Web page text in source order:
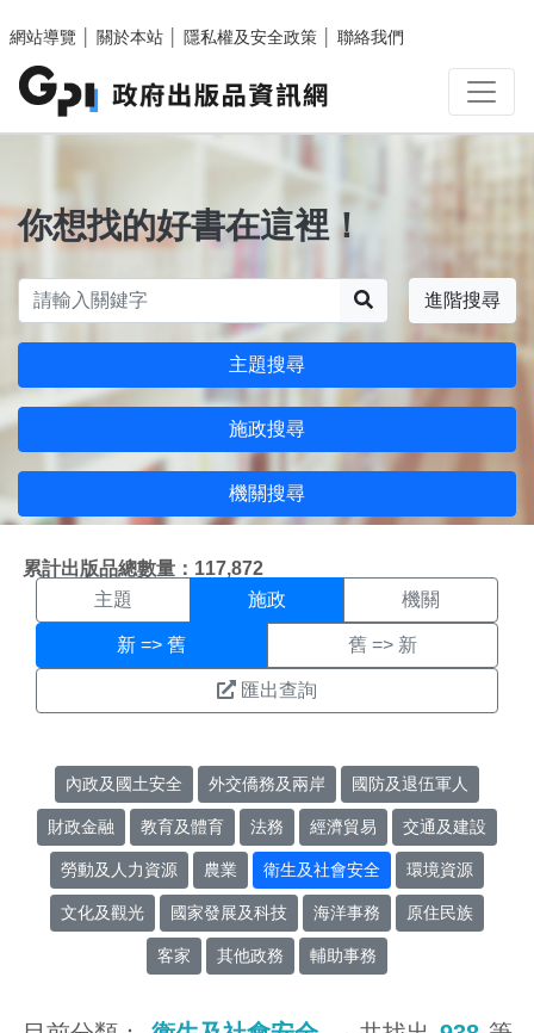
網站導覽
關於本站 隱私權及安全政策 聯絡我們
你想找的好書在這裡！
進階搜尋
主題搜尋
施政搜尋
機關搜尋
累計出版品總數量：117,872
施政搜尋結果頁面
主題 施政 機關
新 => 舊 舊 => 新
匯出查詢
內政及國土安全 外交僑務及兩岸 國防及退伍軍人
財政金融 教育及體育 法務 經濟貿易 交通及建設
勞動及人力資源 農業 衛生及社會安全 環境資源
文化及觀光 國家發展及科技 海洋事務 原住民族
客家 其他政務 輔助事務